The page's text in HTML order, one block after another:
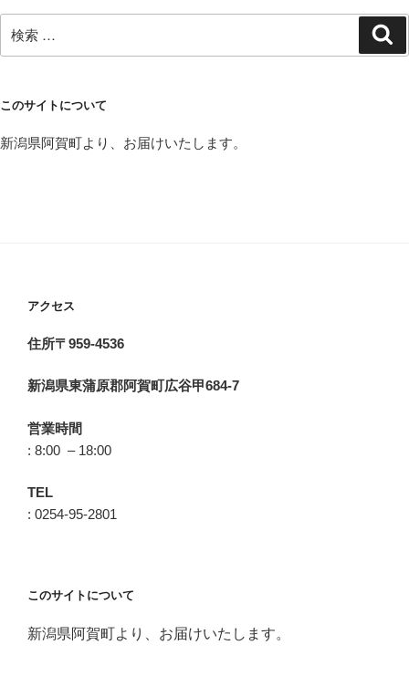
索:
このサイトについて
新潟県阿賀町より、お届けいたします。
アクセス
住所〒959-4536
新潟県東蒲原郡阿賀町広谷甲684-7
営業時間
: 8:00 – 18:00
TEL
: 0254-95-2801
このサイトについて
新潟県阿賀町より、お届けいたします。